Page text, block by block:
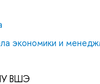
экономики и
ВШЭ